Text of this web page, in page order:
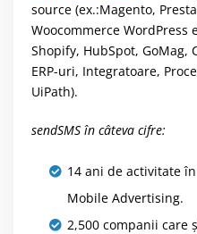
source (ex.:Magento,
Woocommerce WordPress
Shopify, HubSpot, GoMag,
ERP-uri, Integratoare,
UiPath).
sendSMS în câteva cifre:
14 ani de activitate
Mobile Advertising.
2,500 companii care